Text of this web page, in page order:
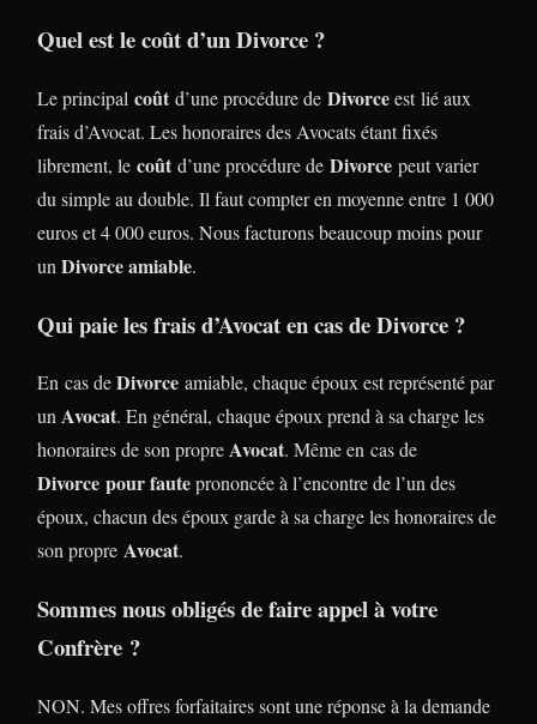
Quel est le coût d’un Divorce ?
Le principal coût d’une procédure de Divorceest lié aux
frais d’Avocat. Les honoraires des Avocats étant fixés
librement, le coût d’une procédure de Divorce peut varier
du simple au double. Il faut compter en moyenne entre 1 000
euros et 4 000 euros. Nous facturons beaucoup moins pour
un Divorce amiable.
Qui paie les frais d’Avocat en cas de Divorce ?
En cas deDivorce amiable, chaque époux est représenté par
unAvocat. En général, chaque époux prend à sa charge les
honoraires de son propreAvocat. Même en cas de
Divorce pour fauteprononcée à l’encontre de l’un des
époux, chacun des époux garde à sa charge les honoraires de
son propre Avocat.
Sommes nous obligés de faire appel à votre
Confrère ?
NON. Mes offres forfaitaires sont une réponse à la demande